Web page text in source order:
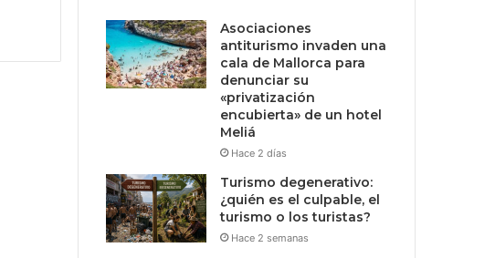
Asociaciones
antiturismo invaden una
cala de Mallorca para
denunciar su
«privatización
encubierta» de un hotel
Meliá
Hace 2 días
Turismo degenerativo:
¿quién es el culpable, el
turismo o los turistas?
Hace 2 semanas